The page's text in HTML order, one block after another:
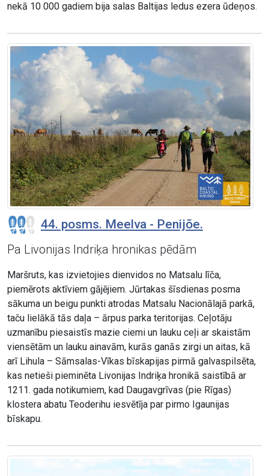
nekā 10 000 gadiem bija salas Baltijas ledus ezera ūdeņos.
44. posms. Meelva - Penijõe.
Pa Livonijas Indriķa hronikas pēdām
Maršruts, kas izvietojies dienvidos no Matsalu līča,
piemērots aktīviem gājējiem. Jūrtakas šīsdienas posma
sākuma un beigu punkti atrodas Matsalu Nacionālajā parkā,
taču lielākā tās daļa – ārpus parka teritorijas. Ceļotāju
uzmanību piesaistīs mazie ciemi un lauku ceļi ar skaistām
viensētām un lauku ainavām, kurās ganās zirgi un aitas, kā
arī Lihula – Sāmsalas-Vīkas bīskapijas pirmā galvaspilsēta,
kas netieši pieminēta Livonijas Indriķa hronikā saistībā ar
1211. gada notikumiem, kad Daugavgrīvas (pie Rīgas)
klostera abatu Teoderihu iesvētīja par pirmo Igaunijas
bīskapu.